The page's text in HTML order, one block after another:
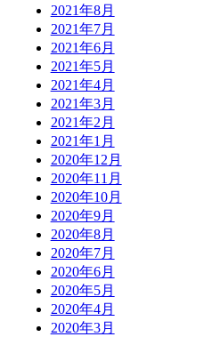
2021年8月
2021年7月
2021年6月
2021年5月
2021年4月
2021年3月
2021年2月
2021年1月
2020年12月
2020年11月
2020年10月
2020年9月
2020年8月
2020年7月
2020年6月
2020年5月
2020年4月
2020年3月